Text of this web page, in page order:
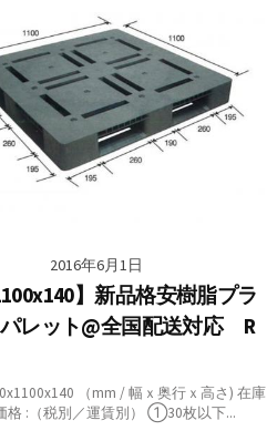
2016年6月1日
】新品格安樹脂プラ
レット@全国配送対応 R
（mm / 幅ｘ奥行ｘ高さ) 在庫
格 :（税別／運賃別） ①30枚以下...